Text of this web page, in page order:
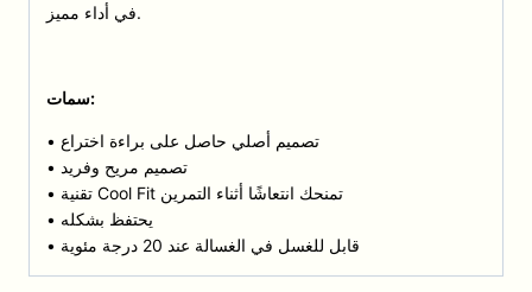
في أداء مميز.
سمات:
• تصميم أصلي حاصل على براءة اختراع
• تصميم مريح وفريد
• تقنية Cool Fit تمنحك انتعاشًا أثناء التمرين
• يحتفظ بشكله
• قابل للغسل في الغسالة عند 20 درجة مئوية